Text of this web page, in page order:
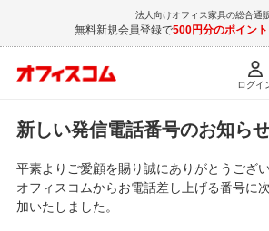
法人向けオフィス家具の総合通
無料新規会員登録で500円分のポイント
ログイ
新しい発信電話番号のお知ら
平素よりご愛顧を賜り誠にありがとうござい
オフィスコムからお電話差し上げる番号に
加いたしました。